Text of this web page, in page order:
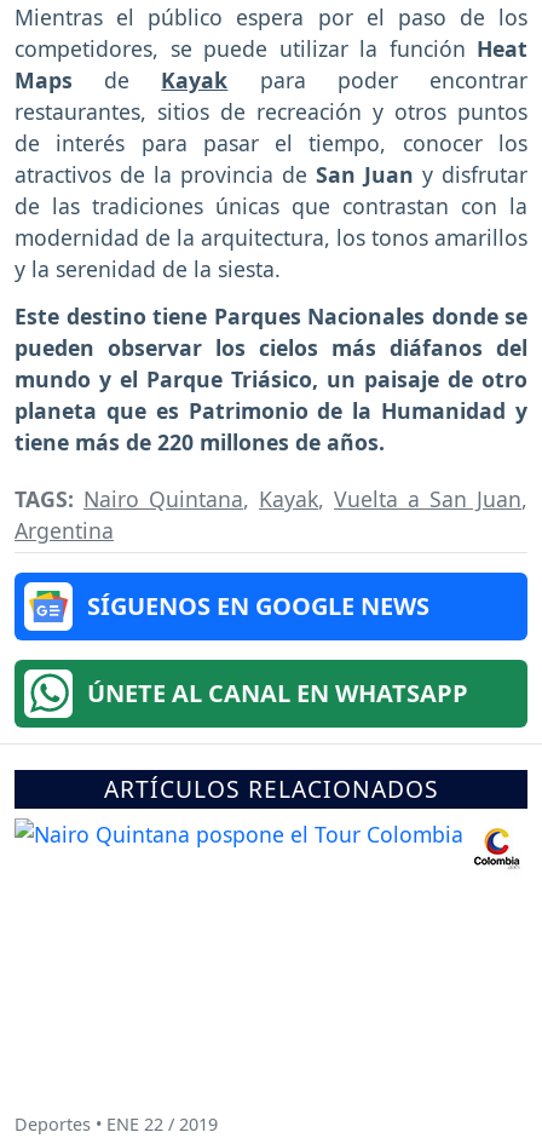
Mientras el público espera por el paso de los
competidores, se puede utilizar la función Heat
Maps de Kayak
para poder encontrar
restaurantes, sitios de recreación y otros puntos
de interés para pasar el tiempo, conocer los
atractivos de la provincia de San Juan y disfrutar
de las tradiciones únicas que contrastan con la
modernidad de la arquitectura, los tonos amarillos
y la serenidad de la siesta.
Este destino tiene Parques Nacionales donde se
pueden observar los cielos más diáfanos del
mundo y el Parque Triásico, un paisaje de otro
planeta que es Patrimonio de la Humanidad y
tiene más de 220 millones de años.
TAGS: Nairo Quintana, Kayak, Vuelta a San Juan,
Argentina
SÍGUENOS EN GOOGLE NEWS
ÚNETE AL CANAL EN WHATSAPP
ARTÍCULOS RELACIONADOS
Deportes • ENE 22 / 2019